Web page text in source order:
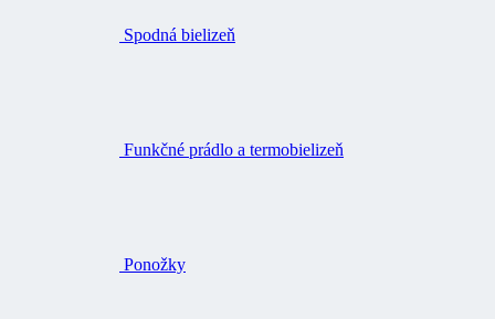
Spodná bielizeň
Funkčné prádlo a termobielizeň
Ponožky